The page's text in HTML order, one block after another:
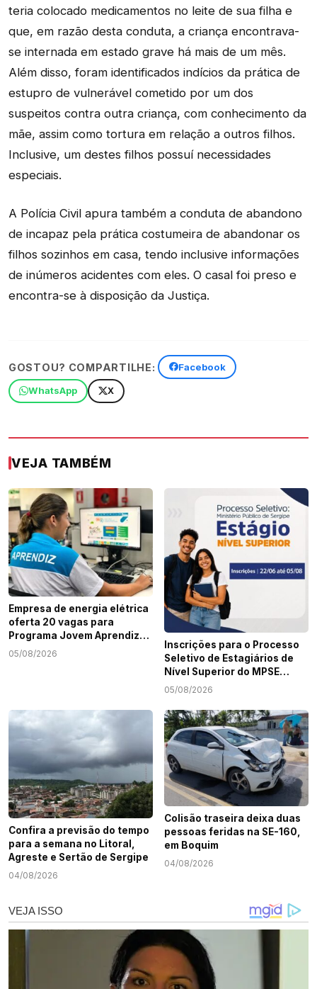
teria colocado medicamentos no leite de sua filha e
que, em razão desta conduta, a criança encontrava-
se internada em estado grave há mais de um mês.
Além disso, foram identificados indícios da prática de
estupro de vulnerável cometido por um dos
suspeitos contra outra criança, com conhecimento da
mãe, assim como tortura em relação a outros filhos.
Inclusive, um destes filhos possuí necessidades
especiais.
A Polícia Civil apura também a conduta de abandono
de incapaz pela prática costumeira de abandonar os
filhos sozinhos em casa, tendo inclusive informações
de inúmeros acidentes com eles. O casal foi preso e
encontra-se à disposição da Justiça.
GOSTOU? COMPARTILHE: Facebook
WhatsApp X
VEJA TAMBÉM
Empresa de energia elétrica
oferta 20 vagas para
Programa Jovem Aprendiz
em Sergipe
05/08/2026
Inscrições para o Processo
Seletivo de Estagiários de
Nível Superior do MPSE
terminam nesta quarta-
05/08/2026
Confira a previsão do tempo
para a semana no Litoral,
Agreste e Sertão de Sergipe
04/08/2026
Colisão traseira deixa duas
pessoas feridas na SE-160,
em Boquim
04/08/2026